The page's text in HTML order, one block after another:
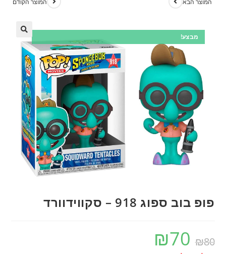
מבצע!
פופ בוב ספוג 918 – סקווידוורד
₪80
₪70